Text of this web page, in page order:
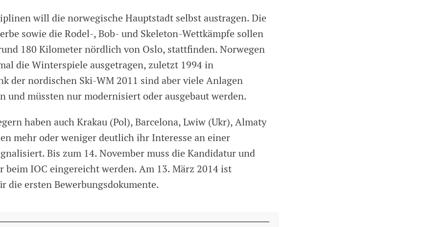
will die norwegische Hauptstadt selbst austragen. Die
sowie die Rodel-, Bob- und Skeleton-Wettkämpfe sollen
180 Kilometer nördlich von Oslo, stattfinden. Norwegen
die Winterspiele ausgetragen, zuletzt 1994 in
der nordischen Ski-WM 2011 sind aber viele Anlagen
und müssten nur modernisiert oder ausgebaut werden.
haben auch Krakau (Pol), Barcelona, Lwiw (Ukr), Almaty
mehr oder weniger deutlich ihr Interesse an einer
Bis zum 14. November muss die Kandidatur und
beim IOC eingereicht werden. Am 13. März 2014 ist
die ersten Bewerbungsdokumente.